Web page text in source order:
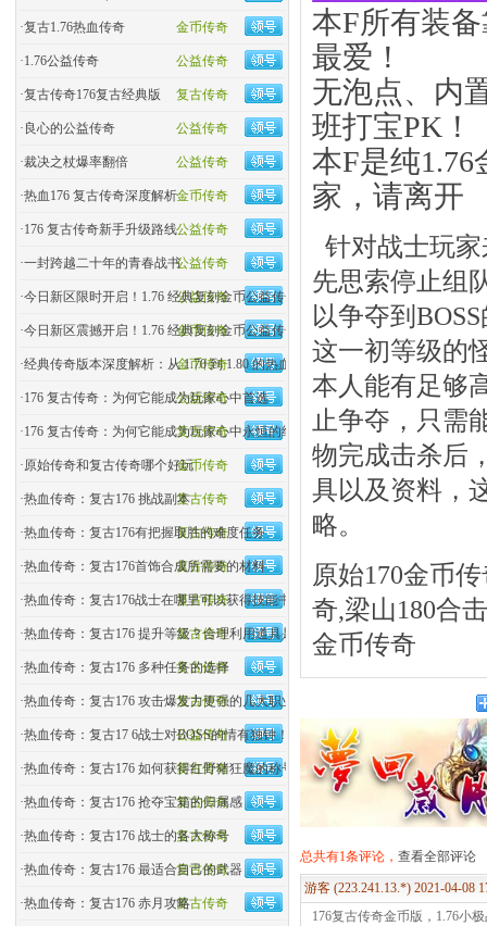
金币传奇
·复古1.76热血传奇
公益传奇
·1.76公益传奇
复古传奇
·复古传奇176复古经典版
公益传奇
· 良心的公益传奇
公益传奇
·裁决之杖爆率翻倍
金币传奇
·热血176 复古传奇深度解析
公益传奇
·176 复古传奇新手升级路线
公益传奇
·一封跨越二十年的青春战书
公益传奇
·今日新区限时开启！1.76 经典复刻金币公益传奇
金币传奇
·今日新区震撼开启！1.76 经典复刻金币公益传奇，零氪�
金币传奇
·经典传奇版本深度解析：从 1.70 到 1.80 的热血变迁
公益传奇
·176 复古传奇：为何它能成为玩家心中首选
复古传奇
·176 复古传奇：为何它能成为玩家心中永恒的经典？
金币传奇
·原始传奇和复古传奇哪个好玩
复古传奇
·热血传奇：复古176 挑战副本
复古传奇
·热血传奇：复古176有把握取胜的难度任务
复古传奇
·热血传奇：复古176首饰合成所需要的材料
复古传奇
·热血传奇：复古176战士在哪里可以获得技能书
复古传奇
·热血传奇：复古176 提升等级？合理利用道具是关键
复古传奇
·热血传奇：复古176 多种任务的选择
复古传奇
·热血传奇：复古176 攻击爆发力更强的几大职业
公益传奇
·热血传奇：复古17 6战士对BOSS的情有独钟！
复古传奇
·热血传奇：复古176 如何获得红野猪狂魔的称号？
复古传奇
·热血传奇：复古176 抢夺宝箱的归属感
复古传奇
·热血传奇：复古176 战士的各大称号
复古传奇
·热血传奇：复古176 最适合自己的武器
复古传奇
·热血传奇：复古176 赤月攻略
本F所有装
最爱！
无泡点、内
班打宝PK！
本F是纯
家，请离开
针对战士玩
先思索停止组
以争夺到
这一初等级的
本人能有足够
止争夺，只需
物完成击杀后
具以及资料，
略。
原始170金币
奇,梁山180合
金币传奇
总共有1条评论， 查看全部评论
游客 (223.241.13.*) 2021-04-08
176复古传奇金币版，1.76小